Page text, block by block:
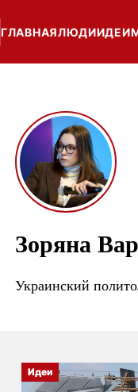
ГЛАВНАЯЛЮДИИДЕИ
Зоряна
Украинский
Идеи